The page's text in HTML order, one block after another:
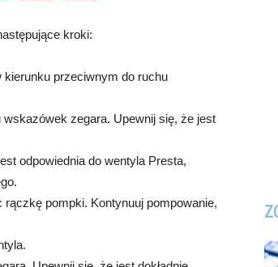
kroki:
kierunku przeciwnym do ruchu
zegara. Upewnij się, że jest
odpowiednia do wentyla Presta,
pompki. Kontynuuj pompowanie,